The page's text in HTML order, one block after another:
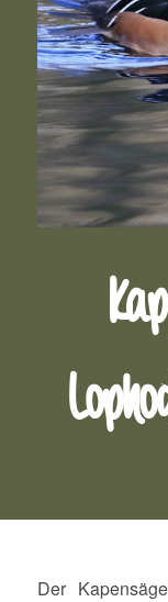
Der